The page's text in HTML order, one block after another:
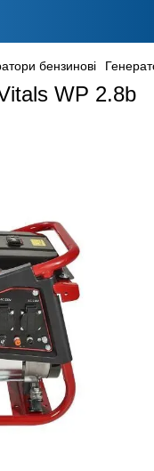
бензинові
WP 2.8b